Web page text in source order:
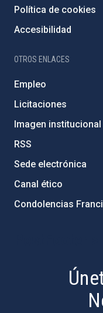
Política de cookies
Accesibilidad
OTROS ENLACES
Empleo
Licitaciones
Imagen institucional
RSS
Sede electrónica
Canal ético
Condolencias